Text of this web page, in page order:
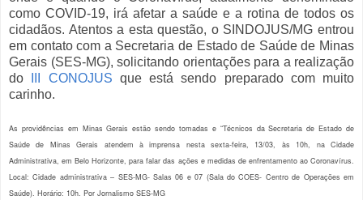
como COVID-19, irá afetar a saúde e a rotina de todos os
cidadãos. Atentos a esta questão, o SINDOJUS/MG entrou
em contato com a Secretaria de Estado de Saúde de Minas
Gerais (SES-MG), solicitando orientações para a realização
do
III CONOJUS que está sendo preparado com muito
carinho.
As providências em Minas Gerais estão sendo tomadas e “Técnicos da Secretaria de Estado de
Saúde de Minas Gerais atendem à imprensa nesta sexta-feira, 13/03, às 10h, na Cidade
Administrativa, em Belo Horizonte, para falar das ações e medidas de enfrentamento ao Coronavírus.
Local: Cidade administrativa – SES-MG- Salas 06 e 07 (Sala do COES- Centro de Operações em
Saúde). Horário: 10h. Por Jornalismo SES-MG